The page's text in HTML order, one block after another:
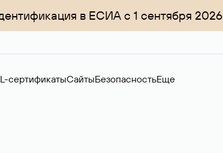
в ЕСИА с 1 сентября 2026
сертификатыСайтыБезопасностьЕще